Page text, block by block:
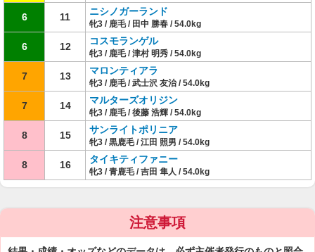
6 11 ニシノガーランド
牝3 / 鹿毛 / 田中 勝春 / 54.0kg
6 12 コスモランゲル
牝3 / 鹿毛 / 津村 明秀 / 54.0kg
7 13 マロンティアラ
牝3 / 鹿毛 / 武士沢 友治 / 54.0kg
7 14 マルターズオリジン
牝3 / 鹿毛 / 後藤 浩輝 / 54.0kg
8 15 サンライトポリニア
牝3 / 黒鹿毛 / 江田 照男 / 54.0kg
8 16 タイキティファニー
牝3 / 青鹿毛 / 吉田 隼人 / 54.0kg
注意事項